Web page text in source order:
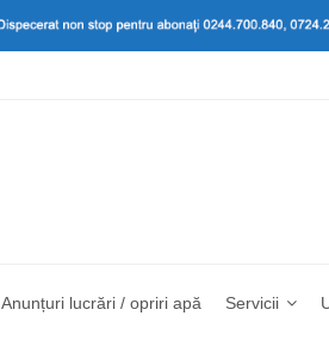
Anunțuri lucrări / opriri apă Servicii